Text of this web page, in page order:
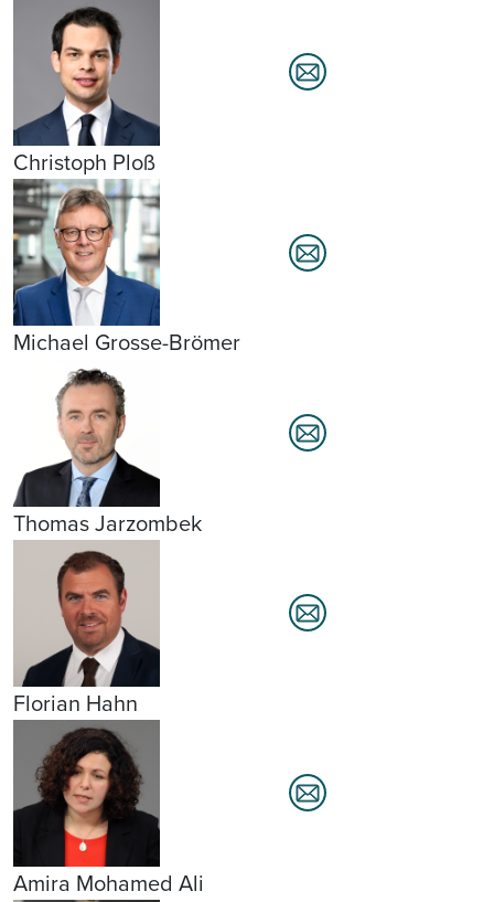
Christoph Ploß
Michael Grosse-Brömer
Thomas Jarzombek
Florian Hahn
Amira Mohamed Ali